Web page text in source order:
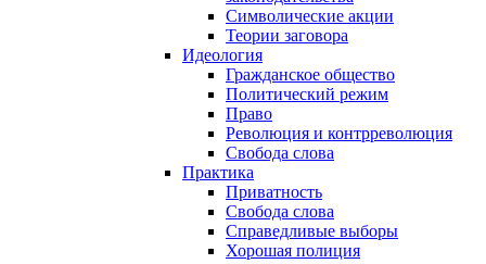
Символические акции
Теории заговора
Идеология
Гражданское общество
Политический режим
Право
Революция и контрреволюция
Свобода слова
Практика
Приватность
Свобода слова
Справедливые выборы
Хорошая полиция